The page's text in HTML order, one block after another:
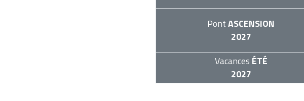
PontASCENSION
2027
Vacances ÉTÉ
2027